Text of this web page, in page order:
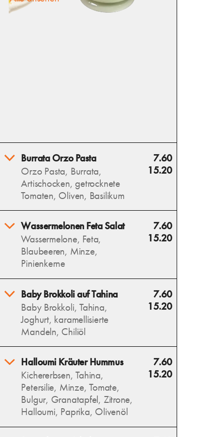
Burrata Orzo Pasta
Orzo Pasta, Burrata,
Artischocken, getrocknete
Tomaten, Oliven, Basilikum
7.60
15.20
Allergens
Burrata Orzo Pasta vereint
cremige Burrata, zarte Orzo,
aromatische Artischocken,
getrocknete Tomaten, Oliven
und frischen Basilikum – ein
mediterraner Genuss.
Wassermelonen Feta Salat
Wassermelone, Feta,
Blaubeeren, Minze,
Pinienkerne
7.60
15.20
Erfrischende Wassermelone,
salziger Feta und süße
Blaubeeren vereinen sich mit
Minze zu einem sommerlich-
leichten Salat.
Baby Brokkoli auf Tahina
Baby Brokkoli, Tahina,
Joghurt, karamellisierte
Mandeln, Chiliöl
7.60
15.20
Wilder, gerösteter Brokkoli
auf cremiger Tahina trifft auf
karamellisierte Mandeln und
eine würzige Note von
Chiliöl – ein intensives
Geschmackserlebnis.
Halloumi Kräuter Hummus
Kichererbsen, Tahina,
Petersilie, Minze, Tomate,
Bulgur, Granatapfel, Zitrone,
Halloumi, Paprika, Olivenöl
7.60
15.20